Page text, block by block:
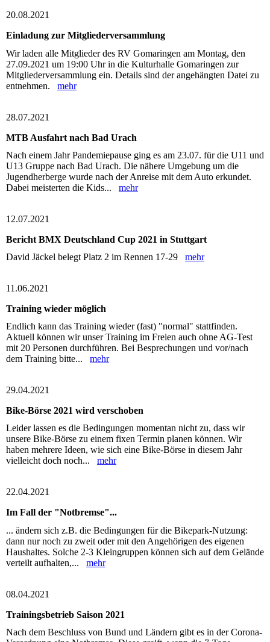
20.08.2021
Einladung zur Mitgliederversammlung
Wir laden alle Mitglieder des RV Gomaringen am Montag, den
27.09.2021 um 19:00 Uhr in die Kulturhalle Gomaringen zur
Mitgliederversammlung ein. Details sind der angehängten Datei zu
entnehmen. mehr
28.07.2021
MTB Ausfahrt nach Bad Urach
Nach einem Jahr Pandemiepause ging es am 23.07. für die U11 und
U13 Gruppe nach Bad Urach. Die nähere Umgebung um die
Jugendherberge wurde nach der Anreise mit dem Auto erkundet.
Dabei meisterten die Kids... mehr
12.07.2021
Bericht BMX Deutschland Cup 2021 in Stuttgart
David Jäckel belegt Platz 2 im Rennen 17-29 mehr
11.06.2021
Training wieder möglich
Endlich kann das Training wieder (fast) "normal" stattfinden.
Aktuell können wir unser Training im Freien auch ohne AG-Test
mit 20 Personen durchführen. Bei Besprechungen und vor/nach
dem Training bitte... mehr
29.04.2021
Bike-Börse 2021 wird verschoben
Leider lassen es die Bedingungen momentan nicht zu, dass wir
unsere Bike-Börse zu einem fixen Termin planen können. Wir
haben mehrere Ideen, wie sich eine Bike-Börse in diesem Jahr
vielleicht doch noch... mehr
22.04.2021
Im Fall der "Notbremse"...
... ändern sich z.B. die Bedingungen für die Bikepark-Nutzung:
dann nur noch zu zweit oder mit den Angehörigen des eigenen
Haushaltes. Solche 2-3 Kleingruppen können sich auf dem Gelände
verteilt aufhalten,... mehr
08.04.2021
Trainingsbetrieb Saison 2021
Nach dem Beschluss von Bund und Ländern gibt es in der Corona-